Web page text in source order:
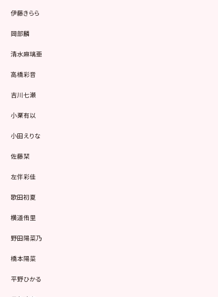
伊藤きらら
岡部麟
清水麻璃亜
高橋彩音
吉川七瀬
小栗有以
小田えりな
佐藤栞
左伴彩佳
歌田初夏
横道侑里
野田陽菜乃
橋本陽菜
平野ひかる